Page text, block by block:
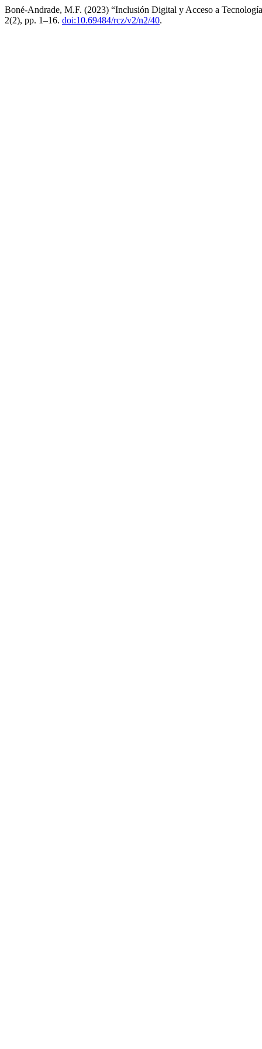
Boné-Andrade, M.F. (2023) “Inclusión Digital y Acceso a
2(2), pp. 1–16. doi:10.69484/rcz/v2/n2/40.